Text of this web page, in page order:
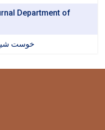
Department of
خوست شیخ